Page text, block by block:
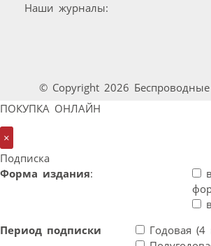
Наши журналы:
© Copyright 2026 Беспроводные
ПОКУПКА ОНЛАЙН
×
Подписка
Форма издания:
Период подписки
Годовая (4